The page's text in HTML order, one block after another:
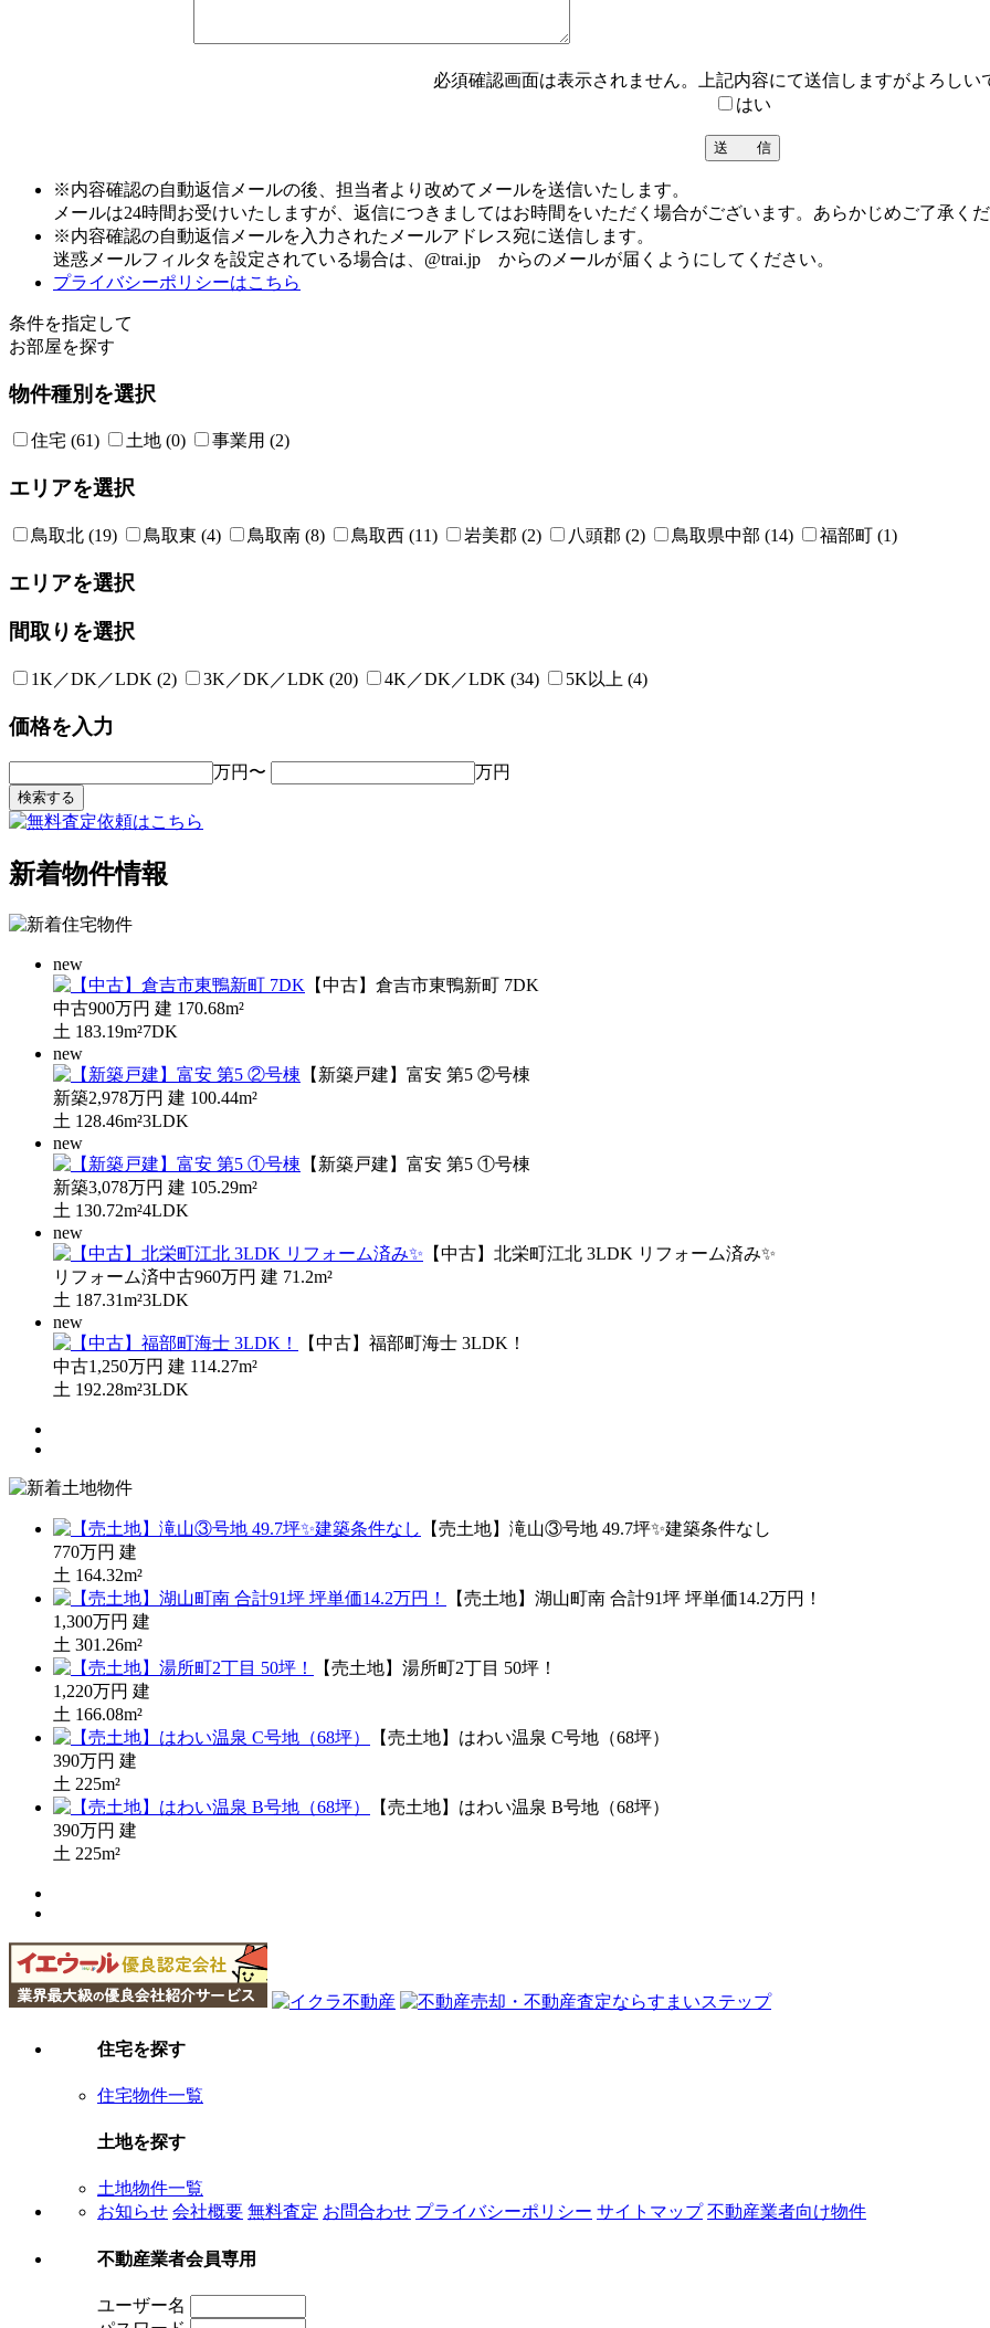
必須確認画面は表示されません。上記内容にて送信しますがよろしい
はい
※内容確認の自動返信メールの後、担当者より改めてメールを送信いたします。
メールは24時間お受けいたしますが、返信につきましてはお時間をいただく場合がございます。あらかじめご了承くだ
※内容確認の自動返信メールを入力されたメールアドレス宛に送信します。
迷惑メールフィルタを設定されている場合は、@trai.jp からのメールが届くようにしてください。
プライバシーポリシーはこちら
条件を指定して
お部屋を探す
物件種別を選択
住宅 (61) 土地 (0) 事業用 (2)
エリアを選択
鳥取北 (19) 鳥取東 (4) 鳥取南 (8) 鳥取西 (11) 岩美郡 (2) 八頭郡 (2) 鳥取県中部 (14) 福部町 (1)
エリアを選択
間取りを選択
1K／DK／LDK (2) 3K／DK／LDK (20) 4K／DK／LDK (34) 5K以上 (4)
価格を入力
万円〜 万円
新着物件情報
new
【中古】倉吉市東鴨新町 7DK
中古900万円 建 170.68m²
土 183.19m²7DK
new
【新築戸建】富安 第5 ②号棟
新築2,978万円 建 100.44m²
土 128.46m²3LDK
new
【新築戸建】富安 第5 ①号棟
新築3,078万円 建 105.29m²
土 130.72m²4LDK
new
【中古】北栄町江北 3LDK リフォーム済み✨
リフォーム済中古960万円 建 71.2m²
土 187.31m²3LDK
new
【中古】福部町海士 3LDK！
中古1,250万円 建 114.27m²
土 192.28m²3LDK
【売土地】滝山③号地 49.7坪✨建築条件なし
770万円 建
土 164.32m²
【売土地】湖山町南 合計91坪 坪単価14.2万円！
1,300万円 建
土 301.26m²
【売土地】湯所町2丁目 50坪！
1,220万円 建
土 166.08m²
【売土地】はわい温泉 C号地（68坪）
390万円 建
土 225m²
【売土地】はわい温泉 B号地（68坪）
390万円 建
土 225m²
住宅を探す
住宅物件一覧
土地を探す
土地物件一覧
お知らせ 会社概要 無料査定 お問合わせ プライバシーポリシー サイトマップ 不動産業者向け物件
不動産業者会員専用
ユーザー名